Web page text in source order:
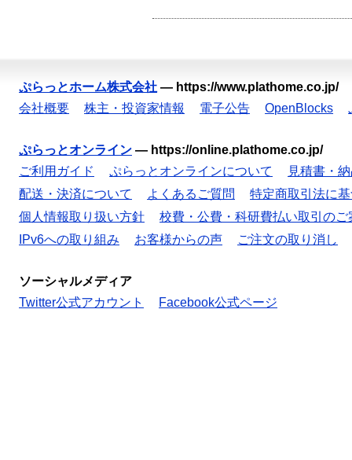
ぷらっとホーム株式会社 — https://www.plathome.co.jp/
会社概要
株主・投資家情報 電子公告 OpenBlocks
ぷらっとオンライン — https://online.plathome.co.jp/
ご利用ガイド
ぷらっとオンラインについて
見積書・
配送・決済について
よくあるご質問
特定商取引法に
個人情報取り扱い方針
校費・公費・科研費払い取引のご
IPv6への取り組み
お客様からの声 ご注文の取り消し
ソーシャルメディア
Twitter公式アカウント
Facebook公式ページ